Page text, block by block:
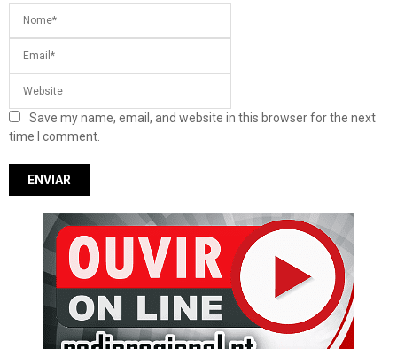
Save my name, email, and website in this browser for the next
time I comment.